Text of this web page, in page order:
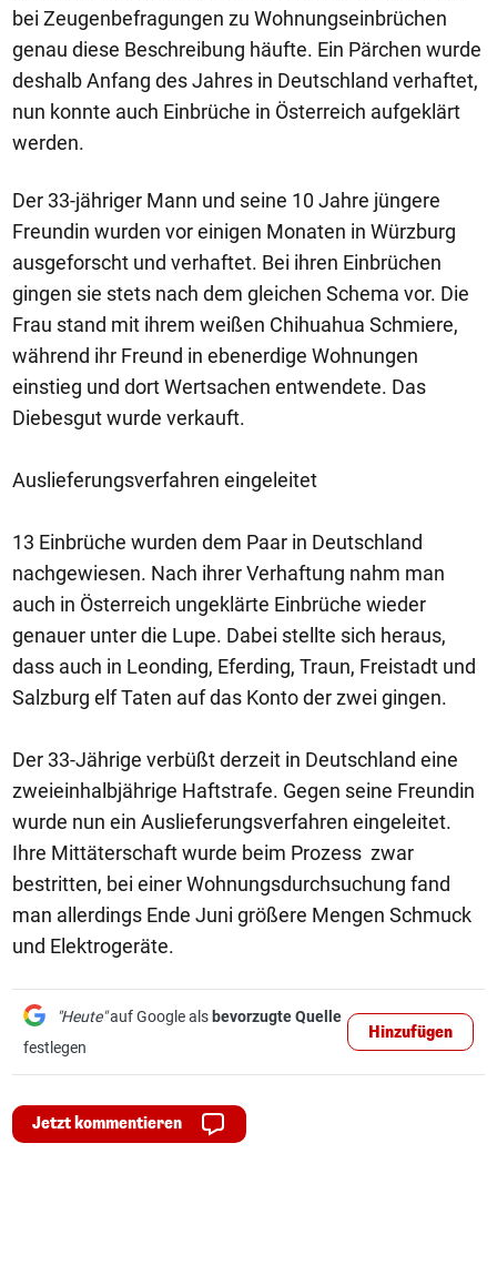
bei Zeugenbefragungen zu Wohnungseinbrüchen
genau diese Beschreibung häufte. Ein Pärchen wurde
deshalb Anfang des Jahres in Deutschland verhaftet,
nun konnte auch Einbrüche in Österreich aufgeklärt
werden.
Der 33-jähriger Mann und seine 10 Jahre jüngere
Freundin wurden vor einigen Monaten in Würzburg
ausgeforscht und verhaftet. Bei ihren Einbrüchen
gingen sie stets nach dem gleichen Schema vor. Die
Frau stand mit ihrem weißen Chihuahua Schmiere,
während ihr Freund in ebenerdige Wohnungen
einstieg und dort Wertsachen entwendete. Das
Diebesgut wurde verkauft.
Auslieferungsverfahren eingeleitet
13 Einbrüche wurden dem Paar in Deutschland
nachgewiesen. Nach ihrer Verhaftung nahm man
auch in Österreich ungeklärte Einbrüche wieder
genauer unter die Lupe. Dabei stellte sich heraus,
dass auch in Leonding, Eferding, Traun, Freistadt und
Salzburg elf Taten auf das Konto der zwei gingen.
Der 33-Jährige verbüßt derzeit in Deutschland eine
zweieinhalbjährige Haftstrafe. Gegen seine Freundin
wurde nun ein Auslieferungsverfahren eingeleitet.
Ihre Mittäterschaft wurde beim Prozess zwar
bestritten, bei einer Wohnungsdurchsuchung fand
man allerdings Ende Juni größere Mengen Schmuck
und Elektrogeräte.
"Heute"auf Google als bevorzugte Quelle
festlegen
Hinzufügen
Jetzt kommentieren